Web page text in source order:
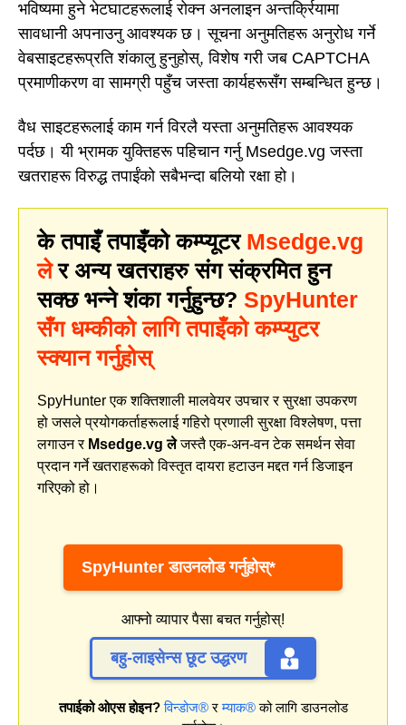
भविष्यमा हुने भेटघाटहरूलाई रोक्न अनलाइन अन्तर्क्रियामा
सावधानी अपनाउनु आवश्यक छ। सूचना अनुमतिहरू अनुरोध गर्ने
वेबसाइटहरूप्रति शंकालु हुनुहोस्, विशेष गरी जब CAPTCHA
प्रमाणीकरण वा सामग्री पहुँच जस्ता कार्यहरूसँग सम्बन्धित हुन्छ।
वैध साइटहरूलाई काम गर्न विरलै यस्ता अनुमतिहरू आवश्यक
पर्दछ। यी भ्रामक युक्तिहरू पहिचान गर्नु Msedge.vg जस्ता
खतराहरू विरुद्ध तपाईंको सबैभन्दा बलियो रक्षा हो।
के तपाइँ तपाइँको कम्प्यूटर Msedge.vg
लेर अन्य खतराहरु संग संक्रमित हुन
सक्छ भन्ने शंका गर्नुहुन्छ? SpyHunter
सँग धम्कीको लागि तपाइँको कम्प्युटर
स्क्यान गर्नुहोस्
SpyHunter एक शक्तिशाली मालवेयर उपचार र सुरक्षा उपकरण
हो जसले प्रयोगकर्ताहरूलाई गहिरो प्रणाली सुरक्षा विश्लेषण, पत्ता
लगाउन र Msedge.vg लेजस्तै एक-अन-वन टेक समर्थन सेवा
प्रदान गर्ने खतराहरूको विस्तृत दायरा हटाउन मद्दत गर्न डिजाइन
गरिएको हो।
SpyHunter डाउनलोड गर्नुहोस्*
आफ्नो व्यापार पैसा बचत गर्नुहोस्!
बहु-लाइसेन्स छूट उद्धरण
तपाईको ओएस होइन? विन्डोज®रम्याक®को लागि डाउनलोड